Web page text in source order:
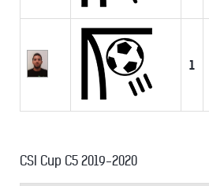
1
CSI Cup C5 2019-2020